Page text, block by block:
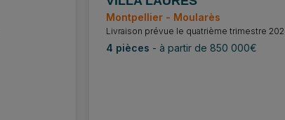
Montpellier - Moularès
Livraison prévue le quatrième trimestre
4 pièces - à partir de 850 000€